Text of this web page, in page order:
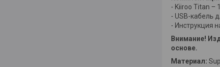
- Kiiroo Titan –
- USB-кабель
- Инструкция
Внимание!
основе.
Материал: